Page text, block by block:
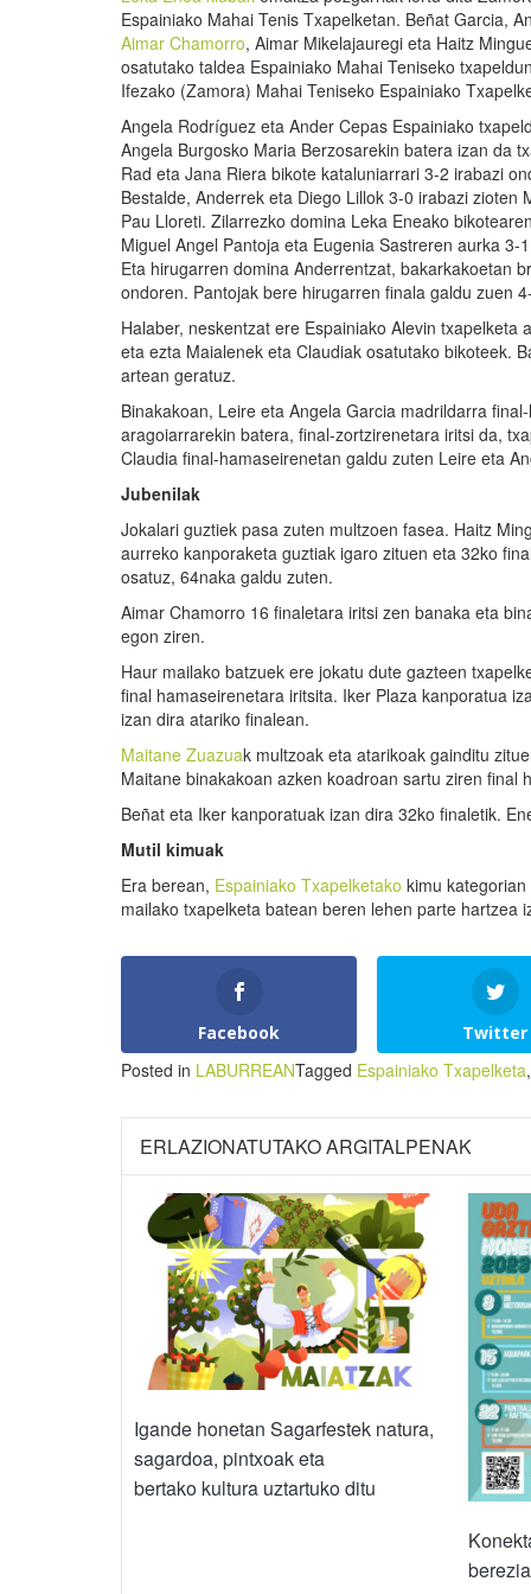
Espainiako Mahai Tenis Txapelketan. Beñat Garcia,
Aimar Chamorro, Aimar Mikelajauregi eta Haitz
osatutako taldea Espainiako Mahai Teniseko
Ifezako (Zamora) Mahai Teniseko Espainiako
Angela Rodríguez eta Ander Cepas Espainiako
Angela Burgosko Maria Berzosarekin batera izan da
Rad eta Jana Riera bikote kataluniarrari 3-2 irabazi
Bestalde, Anderrek eta Diego Lillok 3-0 irabazi zioten
Pau Lloreti. Zilarrezko domina Leka Eneako
Miguel Angel Pantoja eta Eugenia Sastreren aurka 3-
Eta hirugarren domina Anderrentzat, bakarkakoetan
ondoren. Pantojak bere hirugarren finala galdu zuen
Halaber, neskentzat ere Espainiako Alevin
eta ezta Maialenek eta Claudiak osatutako bikoteek.
artean geratuz.
Binakakoan, Leire eta Angela Garcia madrildarra
aragoiarrarekin batera, final-zortzirenetara iritsi da,
Claudia final-hamaseirenetan galdu zuten Leire eta
Jubenilak
Jokalari guztiek pasa zuten multzoen fasea. Haitz
aurreko kanporaketa guztiak igaro zituen eta 32ko
osatuz, 64naka galdu zuten.
Aimar Chamorro 16 finaletara iritsi zen banaka eta
egon ziren.
Haur mailako batzuek ere jokatu dute gazteen
final hamaseirenetara iritsita. Iker Plaza kanporatua
izan dira atariko finalean.
Maitane Zuazuak multzoak eta atarikoak gainditu
Maitane binakakoan azken koadroan sartu ziren final
Beñat eta Iker kanporatuak izan dira 32ko finaletik.
Mutil kimuak
Era berean, Espainiako Txapelketako kimu
mailako txapelketa batean beren lehen parte hartzea
Facebook Twitter
Posted in LABURREANTagged Espainiako Txapelketa,
ERLAZIONATUTAKO ARGITALPENAK
Igande honetan Sagarfestek natura,
sagardoa, pintxoak eta
bertako kultura uztartuko ditu